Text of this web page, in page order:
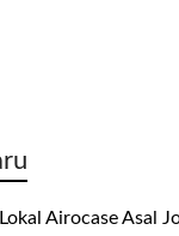
Airocase Asal